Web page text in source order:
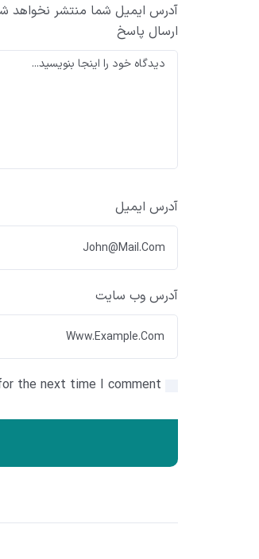
آدرس ایمیل شما منتشر نخواهد
ارسال پاسخ
آدرس ایمیل
آدرس وب سایت
the next time I comment.